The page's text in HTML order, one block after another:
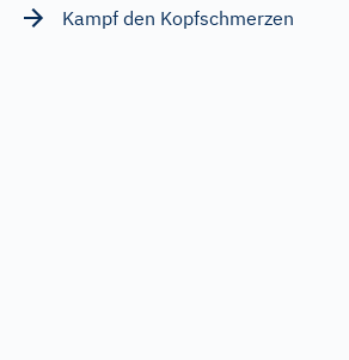
Kampf den Kopfschmerzen